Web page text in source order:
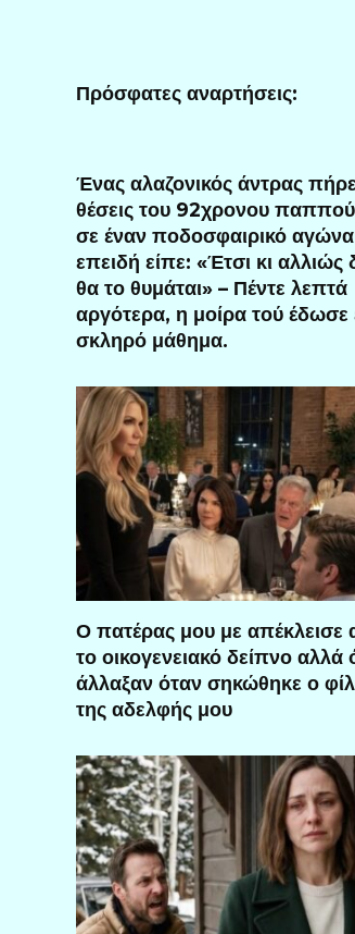
Πρόσφατες αναρτήσεις:
Ένας αλαζονικός άντρας πήρε
θέσεις του 92χρονου
σε έναν ποδοσφαιρικό αγώνα
επειδή είπε: «Έτσι κι αλλιώς
θα το θυμάται» – Πέντε λεπτά
αργότερα, η μοίρα τού έδωσε
σκληρό μάθημα.
Ο πατέρας μου με απέκλεισε
το οικογενειακό δείπνο αλλά
άλλαξαν όταν σηκώθηκε ο
της αδελφής μου